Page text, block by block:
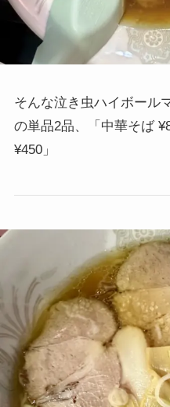
そんな泣き虫ハイボール
の単品2品、「中華そば
¥450」